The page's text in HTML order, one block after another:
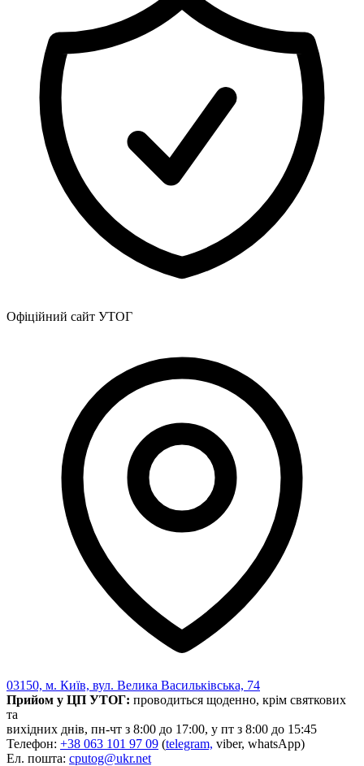
Офіційний сайт УТОГ
03150, м. Київ, вул. Велика Васильківська, 74
Прийом у ЦП УТОГ: проводиться щоденно, крім святкових
та
вихідних днів, пн-чт з 8:00 до 17:00, у пт з 8:00 до 15:45
Телефон: +38 063 101 97 09 (telegram, viber, whatsApp)
Ел. пошта: cputog@ukr.net